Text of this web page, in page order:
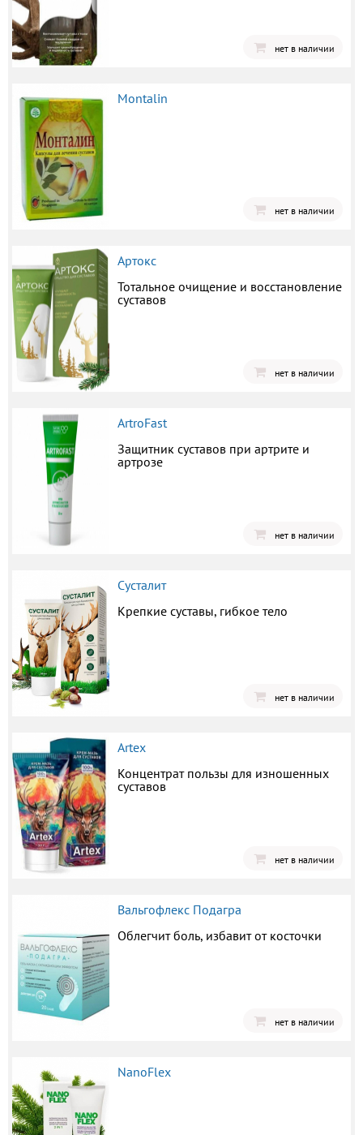
нет в наличии
Montalin
нет в наличии
Артокс
Тотальное очищение и восстановление
суставов
нет в наличии
ArtroFast
Защитник суставов при артрите и
артрозе
нет в наличии
Сусталит
Крепкие суставы, гибкое тело
нет в наличии
Artex
Концентрат пользы для изношенных
суставов
нет в наличии
Вальгофлекс Подагра
Облегчит боль, избавит от косточки
нет в наличии
NanoFlex